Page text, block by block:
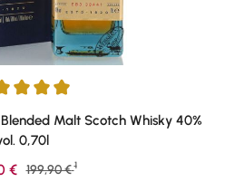
von 4.93 von 5 Sternen
Malt Scotch Whisky 40%
0,70l
Verkaufspreis:
€ Regulärer Preis:
199,90 € 1